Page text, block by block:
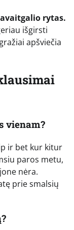
rytas.
išgirsti
apšviečia
vienam?
ir bet kur kitur
paros metu,
nėra.
prie smalsių